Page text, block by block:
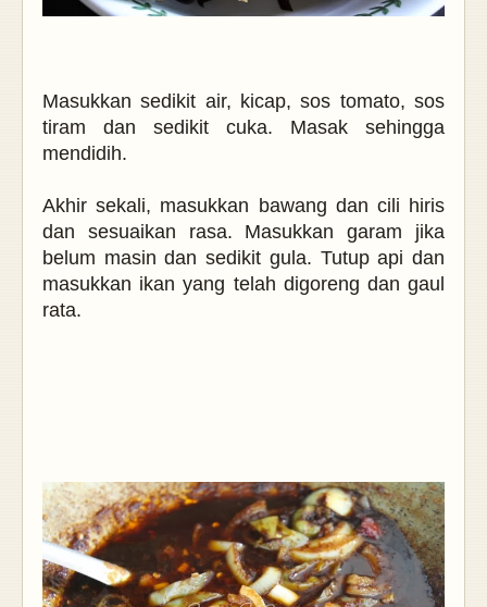
Masukkan sedikit air, kicap, sos tomato, sos
tiram dan sedikit cuka. Masak sehingga
mendidih.
Akhir sekali, masukkan bawang dan cili hiris
dan sesuaikan rasa. Masukkan garam jika
belum masin dan sedikit gula. Tutup api dan
masukkan ikan yang telah digoreng dan gaul
rata.